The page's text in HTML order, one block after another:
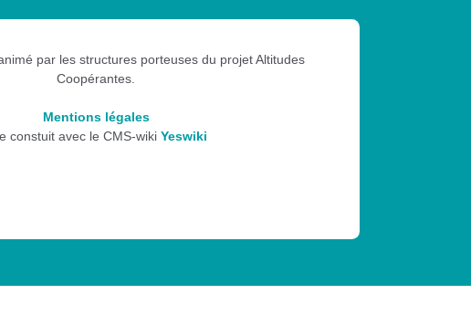
par les structures porteuses du projet Altitudes
Coopérantes.
Mentions légales
constuit avec le CMS-wikiYeswiki